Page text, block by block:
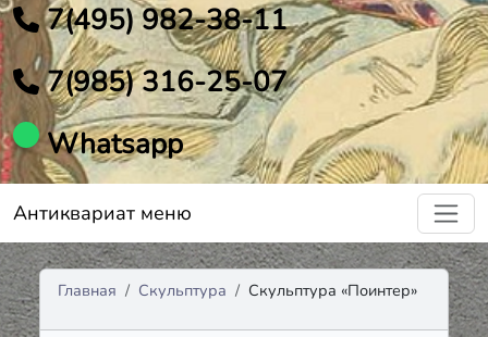
7(495) 982-38-11
7(985) 316-25-07
Whatsapp
Антиквариат меню
Главная Скульптура Скульптура «Поинтер»